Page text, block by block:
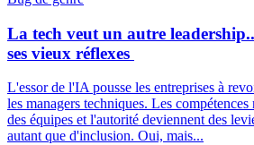
La tech veut un autre
ses vieux réflexes
L'essor de l'IA pousse les entreprises à
les managers techniques. Les
des équipes et l'autorité deviennent des
autant que d'inclusion. Oui, mais...